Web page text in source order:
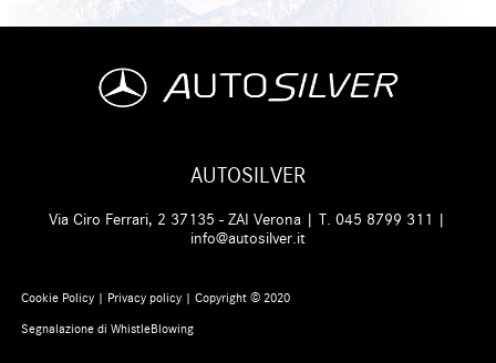
AUTOSILVER
Via Ciro Ferrari, 2 37135 - ZAI Verona | T.045 8799 311 |
info@autosilver.it
Cookie Policy | Privacy policy| Copyright © 2020
Segnalazione di WhistleBlowing